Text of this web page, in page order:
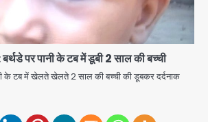
पर पानी के टब में डूबी 2 साल की बच्ची
टब में खेलते खेलते 2 साल की बच्ची की डूबकर दर्दनाक
Gaur Chowk: चार मूर्ति चौक पर चलना
हुआ दुश्वार! उखड़ी सड़कें और जलभराव बना